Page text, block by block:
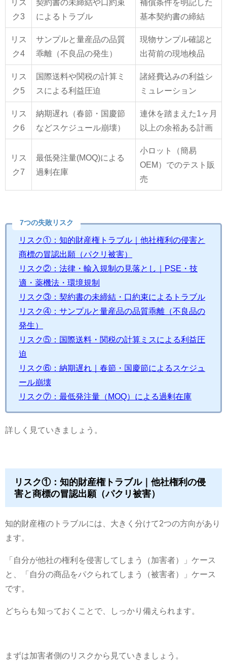
リス
ク3
契約書の未締結や口約束
によるトラブル
補償条件を明記した
基本契約書の締結
リス
ク4
サンプルと量産品の品質
乖離（不良品の発生）
現物サンプル確認と
出荷前の現地検品
リス
ク5
国際送料や関税の計算ミ
スによる利益圧迫
諸経費込みの利益シ
ミュレーション
リス
ク6
納期遅れ（春節・国慶節
などスケジュール崩壊）
連休を踏まえた1ヶ月
以上の余裕ある計画
リス
ク7
最低発注量(MOQ)による
過剰在庫
小ロット（簡易
OEM）でのテスト販
売
7つの失敗リスク
リスク①：知的財産権トラブル｜他社権利の侵害と
商標の冒認出願（パクリ被害）
リスク②：法律・輸入規制の見落とし｜PSE・技
適・薬機法・環境規制
リスク③：契約書の未締結・口約束によるトラブル
リスク④：サンプルと量産品の品質乖離（不良品の
発生）
リスク⑤：国際送料・関税の計算ミスによる利益圧
迫
リスク⑥：納期遅れ｜春節・国慶節によるスケジュ
ール崩壊
リスク⑦：最低発注量（MOQ）による過剰在庫
詳しく見ていきましょう。
リスク①：知的財産権トラブル｜他社権利の侵
害と商標の冒認出願（パクリ被害）
知的財産権のトラブルには、大きく分けて2つの方向があり
ます。
「自分が他社の権利を侵害してしまう（加害者）」ケース
と、「自分の商品をパクられてしまう（被害者）」ケース
です。
どちらも知っておくことで、しっかり備えられます。
まずは加害者側のリスクから見ていきましょう。